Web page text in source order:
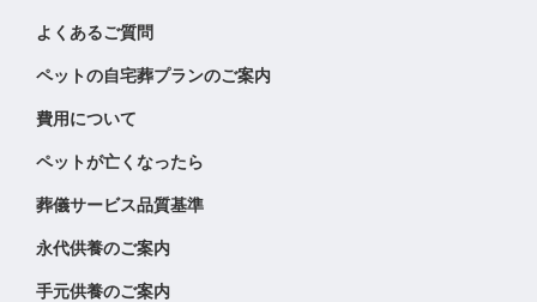
よくあるご質問
ペットの自宅葬プランのご案内
費用について
ペットが亡くなったら
葬儀サービス品質基準
永代供養のご案内
手元供養のご案内